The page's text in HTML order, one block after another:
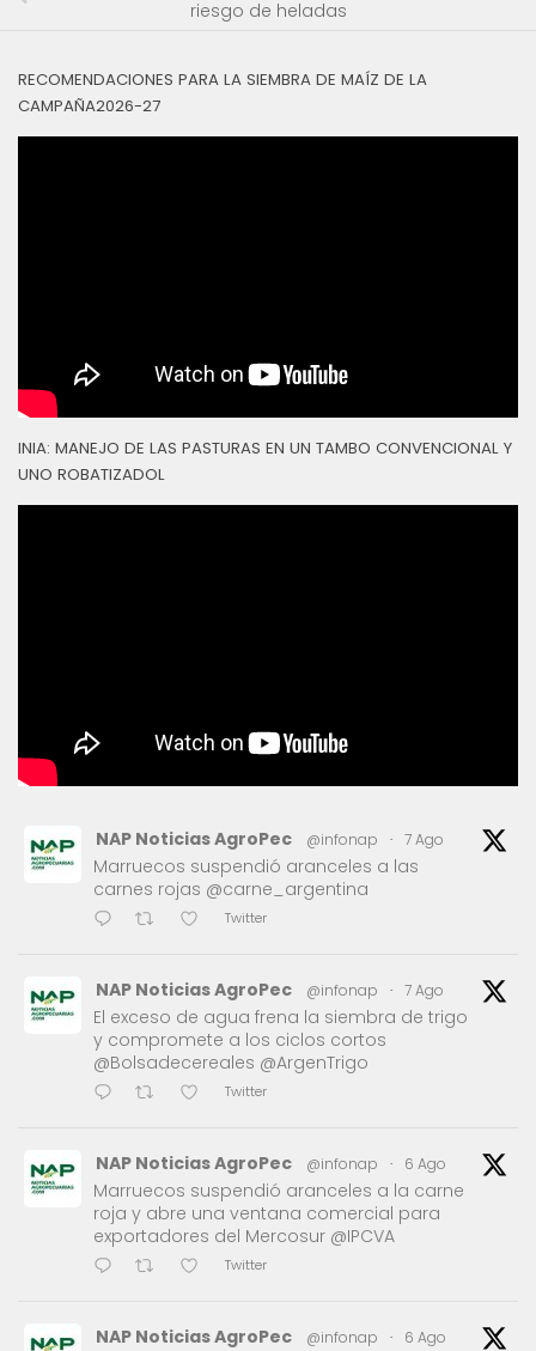
riesgo de heladas
RECOMENDACIONES PARA LA SIEMBRA DE MAÍZ DE LA
CAMPAÑA2026-27
INIA: MANEJO DE LAS PASTURAS EN UN TAMBO CONVENCIONAL Y
UNO ROBATIZADOL
NAP Noticias AgroPec @infonap · 7 Ago
Marruecos suspendió aranceles a las
carnes rojas @carne_argentina
Twitter
NAP Noticias AgroPec @infonap · 7 Ago
El exceso de agua frena la siembra de trigo
y compromete a los ciclos cortos
@Bolsadecereales @ArgenTrigo
Twitter
NAP Noticias AgroPec @infonap · 6 Ago
Marruecos suspendió aranceles a la carne
roja y abre una ventana comercial para
exportadores del Mercosur @IPCVA
Twitter
NAP Noticias AgroPec @infonap · 6 Ago